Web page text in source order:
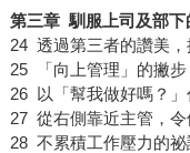
第三章 馴服上司及部下
24 透過第三者的讚美，
25 「向上管理」的撇
26 以「幫我做好嗎？
27 從右側靠近主管，
28 不累積工作壓力的